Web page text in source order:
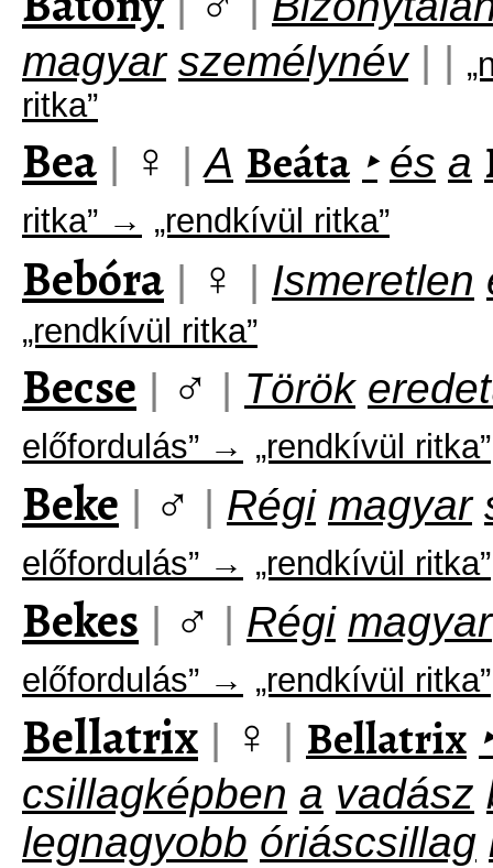
magyar személynév | |
ritka”
Bea | ♀ | A Beáta ‣ és a
ritka” → „rendkívül ritka”
Bebóra | ♀ | Ismeretlen
„rendkívül ritka”
Becse | ♂ | Török
előfordulás” → „rendkívül ritka”
Beke | ♂ | Régi magyar
előfordulás” → „rendkívül ritka”
Bekes | ♂ | Régi magyar
előfordulás” → „rendkívül ritka”
Bellatrix | ♀ | Bellatrix ‣
csillagképben a vadász
legnagyobb óriáscsillag